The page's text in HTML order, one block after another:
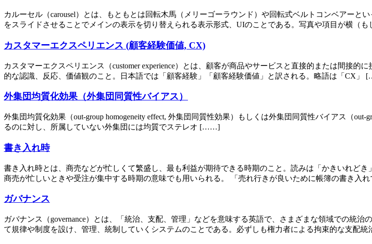
カルーセル（carousel）とは、もともとは回転木馬（メリーゴーラウンド）や回転式ベルトコンベアーと
をスライドさせることでメインの表示を切り替えられる表示形式、UIのことである。写真や項目が横（
カスタマーエクスペリエンス (顧客経験価値, CX)
カスタマーエクスペリエンス（customer experience）とは、顧客が商品やサービスと直接的または間接
的な認識、反応、価値観のこと。日本語では「顧客経験」「顧客経験価値」と訳される。略語は「CX
外集団均質化効果（外集団同質性バイアス）
外集団均質化効果（out-group homogeneity effect, 外集団同質性効果）もしくは外集団同質性バイアス（
るのに対し、所属していない外集団には均質でステレオ [……]
書き入れ時
書き入れ時とは、商売などが忙しくて繁盛し、最も利益が期待できる時期のこと。読みは「かきいれど
商売が忙しいときや受注が集中する時期の意味でも用いられる。 「売れ行きが良いために帳簿の書き入
ガバナンス
ガバナンス（governance）とは、「統治、支配、管理」などを意味する英語で、さまざまな領域での統
て規律や制度を設け、管理、統制していくシステムのことである。必ずしも権力者による拘束的な支配